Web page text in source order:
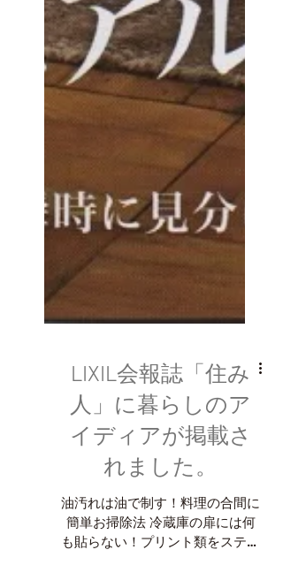
LIXIL会報誌「住み
人」に暮らしのア
イディアが掲載さ
れました。
油汚れは油で制す！料理の合間に
簡単お掃除法 冷蔵庫の扉には何